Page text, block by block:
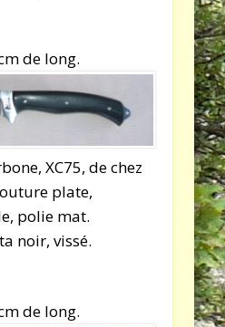
de long.
XC75, de chez
plate,
polie mat.
noir, vissé.
de long.